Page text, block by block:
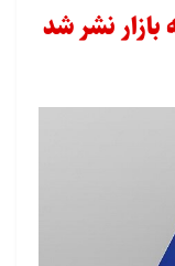
نشر شد